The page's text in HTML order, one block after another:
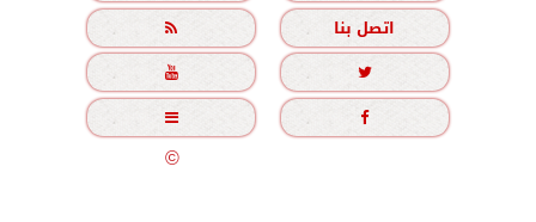
اتصل بنا





جميع الحقوق محفوظة©